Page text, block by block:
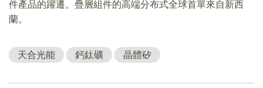
件產品的躍遷。疊層組件的高端分布式全球首單來自新西
蘭。
天合光能 鈣鈦礦 晶體矽